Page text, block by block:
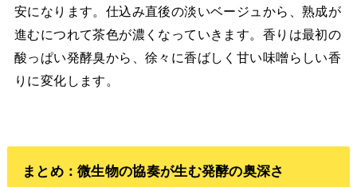
安になります。仕込み直後の淡いベージュから、熟成が
進むにつれて茶色が濃くなっていきます。香りは最初の
酸っぱい発酵臭から、徐々に香ばしく甘い味噌らしい香
りに変化します。
まとめ：微生物の協奏が生む発酵の奥深さ